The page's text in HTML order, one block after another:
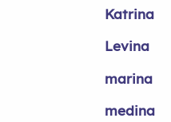
Katrina
Levina
marina
medina